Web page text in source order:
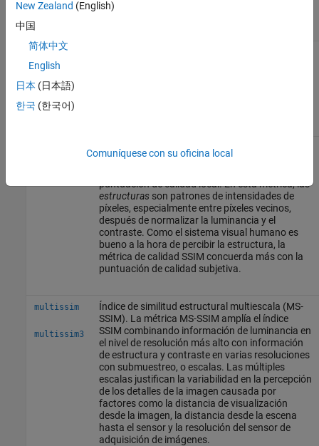
de calcular, pero es posible que no se
psnr
Índice de similitud estructural (SSIM). La métrica
SSIM combina la estructura de la imagen local,
puntuación de calidad local. En esta métrica, las
estructurasson patrones de intensidades de
píxeles, especialmente entre píxeles vecinos,
después de normalizar la luminancia y el
contraste. Como el sistema visual humano es
bueno a la hora de percibir la estructura, la
métrica de calidad SSIM concuerda más con la
puntuación de calidad subjetiva.
multissim
multissim3
Índice de similitud estructural multiescala (MS-
SSIM). La métrica MS-SSIM amplía el índice
SSIM combinando información de luminancia en
el nivel de resolución más alto con información
de estructura y contraste en varias resoluciones
con submuestreo, o escalas. Las múltiples
escalas justifican la variabilidad en la percepción
de los detalles de la imagen causada por
factores como la distancia de visualización
desde la imagen, la distancia desde la escena
hasta el sensor y la resolución del sensor de
adquisición de imágenes.
New Zealand (English)
中国
简体中文
English
日本 (日本語)
한국 (한국어)
Comuníquese con su oficina local